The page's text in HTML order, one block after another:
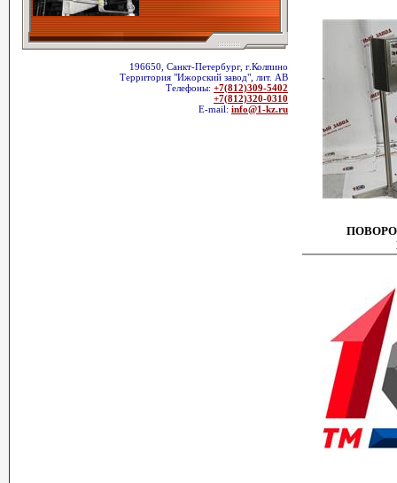
196650, Санкт-Петербург, г.Колпино
Территория "Ижорский завод", лит. АВ
Телефоны: +7(812)309-5402
+7(812)320-0310
E-mail: info@1-kz.ru